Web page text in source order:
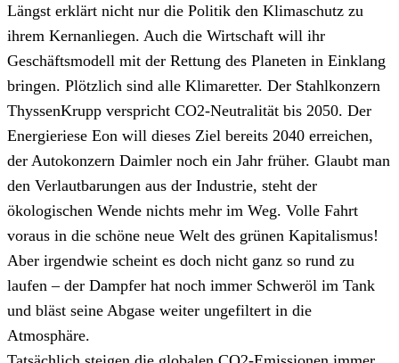
Längst erklärt nicht nur die Politik den Klimaschutz zu
ihrem Kernanliegen. Auch die Wirtschaft will ihr
Geschäftsmodell mit der Rettung des Planeten in Einklang
bringen. Plötzlich sind alle Klimaretter. Der Stahlkonzern
ThyssenKrupp verspricht CO2-Neutralität bis 2050. Der
Energieriese Eon will dieses Ziel bereits 2040 erreichen,
der Autokonzern Daimler noch ein Jahr früher. Glaubt man
den Verlautbarungen aus der Industrie, steht der
ökologischen Wende nichts mehr im Weg. Volle Fahrt
voraus in die schöne neue Welt des grünen Kapitalismus!
Aber irgendwie scheint es doch nicht ganz so rund zu
laufen – der Dampfer hat noch immer Schweröl im Tank
und bläst seine Abgase weiter ungefiltert in die
Atmosphäre.